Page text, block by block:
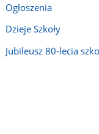
Ogłoszenia
Dzieje Szkoły
Jubileusz 80-lecia